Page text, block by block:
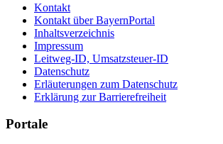
Kontakt
Kontakt über BayernPortal
Inhaltsverzeichnis
Impressum
Leitweg-ID, Umsatzsteuer-ID
Datenschutz
Erläuterungen zum Datenschutz
Erklärung zur Barrierefreiheit
Portale